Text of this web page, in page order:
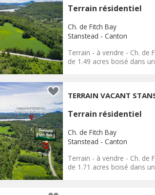
Terrain résidentiel
Ch. de Fitch Bay
Stanstead - Canton
Terrain - à vendre - Ch. de
de 1.49 acres boisé dans
TERRAIN VACANT
Terrain résidentiel
Ch. de Fitch Bay
Stanstead - Canton
Terrain - à vendre - Ch. de
de 1.71 acres boisé dans